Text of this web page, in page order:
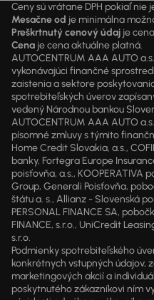
Ceny sú vrátane DPH pokiaľ nie
Mesačne od je minimálna
Preškrtnutý cenový údaj je
Cena je cena aktuálne platná.
AUTOCENTRUM AAA AUTO
vykonávajúci finančné
zaistenia a sektore
spotrebiteľských úverov
vedený Národnou bankou
AUTOCENTRUM AAA AUTO
písomné zmluvy s týmito
Home Credit Slovakia, a.s.,
banky, Fortegra Europe
poisťovňa, a.s., KOOPERATIVA
Group, Generali Poisťovňa,
štátu a. s., Allianz - Slovenská
PERSONAL FINANCE SA,
FINANCE, s.r.o., UniCredit
s.r.o.
Podmienky spotrebiteľského
konkrétnych vstupných údajov,
marketingových akcií a
poskytnutého zákazníkovi ním